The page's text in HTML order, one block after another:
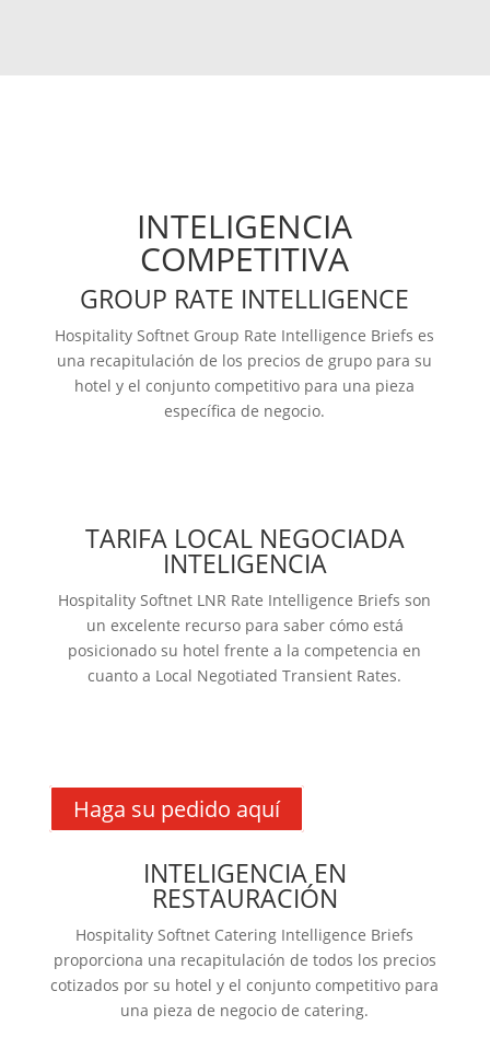
INTELIGENCIA
COMPETITIVA
GROUP RATE INTELLIGENCE
Hospitality Softnet Group Rate Intelligence Briefs es
una recapitulación de los precios de grupo para su
hotel y el conjunto competitivo para una pieza
específica de negocio.
TARIFA LOCAL NEGOCIADA
INTELIGENCIA
Hospitality Softnet LNR Rate Intelligence Briefs son
un excelente recurso para saber cómo está
posicionado su hotel frente a la competencia en
cuanto a Local Negotiated Transient Rates.
Haga su pedido aquí
INTELIGENCIA EN
RESTAURACIÓN
Hospitality Softnet Catering Intelligence Briefs
proporciona una recapitulación de todos los precios
cotizados por su hotel y el conjunto competitivo para
una pieza de negocio de catering.